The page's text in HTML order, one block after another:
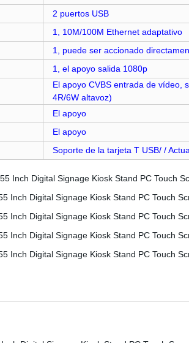
2 puertos USB
1, 10M/100M Ethernet adaptativo
1, puede ser accionado
1, el apoyo salida 1080p
El apoyo CVBS entrada de vídeo,
4R/6W altavoz)
El apoyo
El apoyo
Soporte de la tarjeta T USB/ /